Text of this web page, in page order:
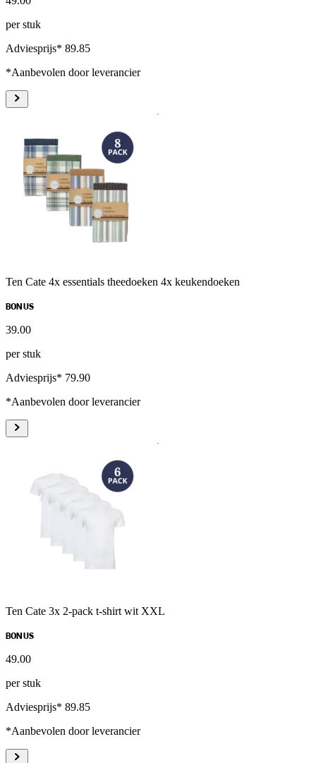
per stuk
Adviesprijs* 89.85
*Aanbevolen door leverancier
Ten Cate 4x essentials theedoeken 4x keukendoeken
BONUS
39.00
per stuk
Adviesprijs* 79.90
*Aanbevolen door leverancier
Ten Cate 3x 2-pack t-shirt wit XXL
BONUS
49.00
per stuk
Adviesprijs* 89.85
*Aanbevolen door leverancier